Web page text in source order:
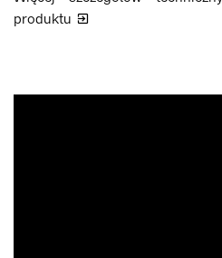
produktu